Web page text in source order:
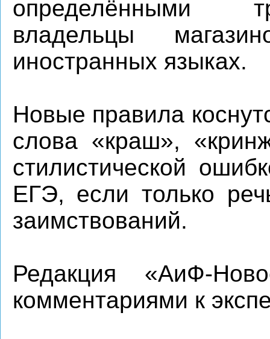
определёнными
владельцы
иностранных языках.
Новые правила
слова «краш»,
стилистической
ЕГЭ, если только
заимствований.
Редакция «АиФ-
комментариями к